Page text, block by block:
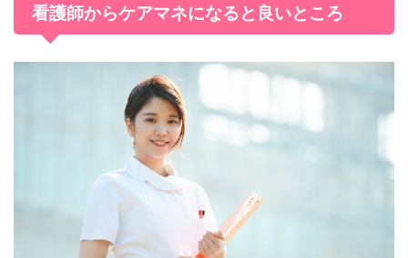
看護師からケアマネになると良いところ